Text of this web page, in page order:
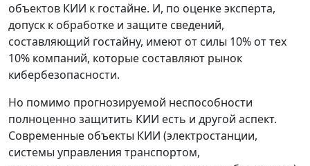
объектов КИИ к гостайне. И, по оценке эксперта,
допуск к обработке и защите сведений,
составляющий гостайну, имеют от силы 10% от тех
10% компаний, которые составляют рынок
кибербезопасности.
Но помимо прогнозируемой неспособности
полноценно защитить КИИ есть и другой аспект.
Современные объекты КИИ (электростанции,
системы управления транспортом,